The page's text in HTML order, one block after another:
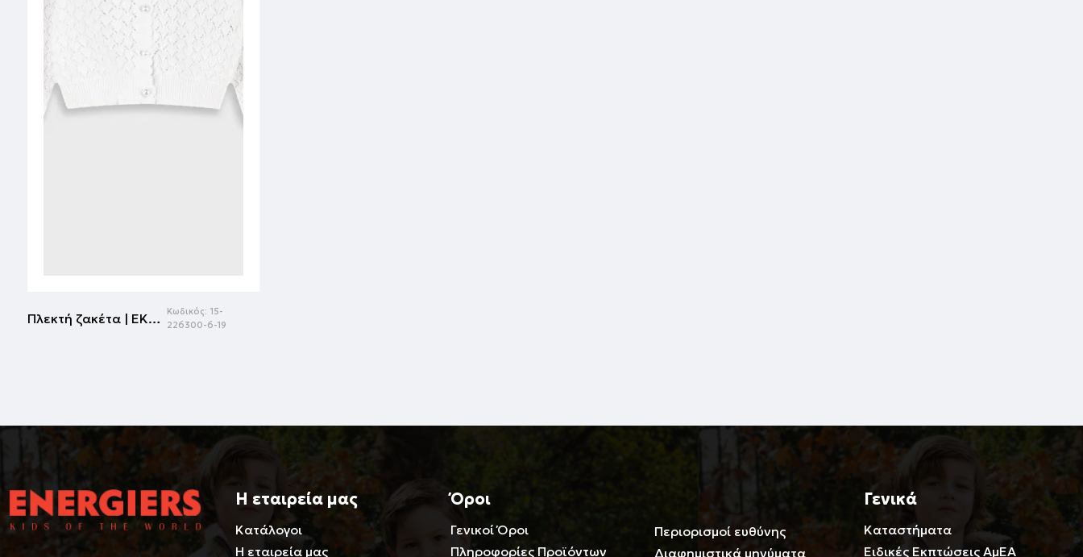
Πλεκτή ζακέτα | ΕΚΡΟΥ Κωδικός: 15-
226300-6-19
Η εταιρεία μας
Κατάλογοι
Η εταιρεία μας
Όροι
Γενικοί Όροι
Πληροφορίες Προϊόντων
Περιορισμοί ευθύνης
Διαφημιστικά μηνύματα
Γενικά
Καταστήματα
Ειδικές Εκπτώσεις ΑμΕΑ